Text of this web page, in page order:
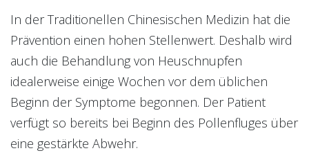
In der Traditionellen Chinesischen Medizin hat die
Prävention einen hohen Stellenwert. Deshalb wird
auch die Behandlung von Heuschnupfen
idealerweise einige Wochen vor dem üblichen
Beginn der Symptome begonnen. Der Patient
verfügt so bereits bei Beginn des Pollenfluges über
eine gestärkte Abwehr.